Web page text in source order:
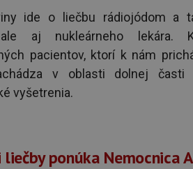
ide o liečbu rádiojódom a
ale aj nukleárneho lekára.
pacientov, ktorí k nám
v oblasti dolnej časti
vyšetrenia.
ponúka Nemocnica